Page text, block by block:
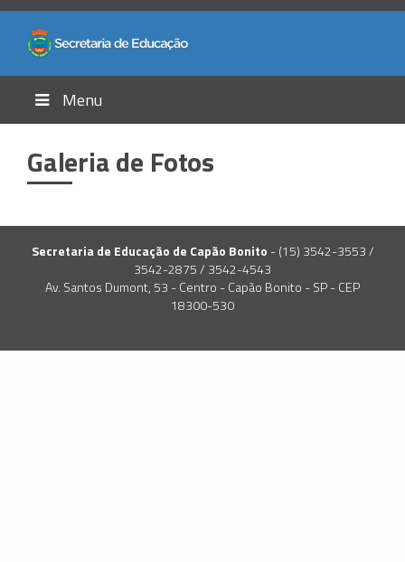
Menu
Galeria de Fotos
Secretaria de Educação de Capão Bonito - (15) 3542-3553 /
3542-2875 / 3542-4543
Av. Santos Dumont, 53 - Centro - Capão Bonito - SP - CEP
18300-530